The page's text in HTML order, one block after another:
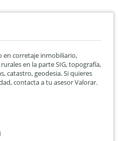
en corretaje inmobiliario,
en la parte SIG, topografía,
catastro, geodesia. Si quieres
contacta a tu asesor Valorar.